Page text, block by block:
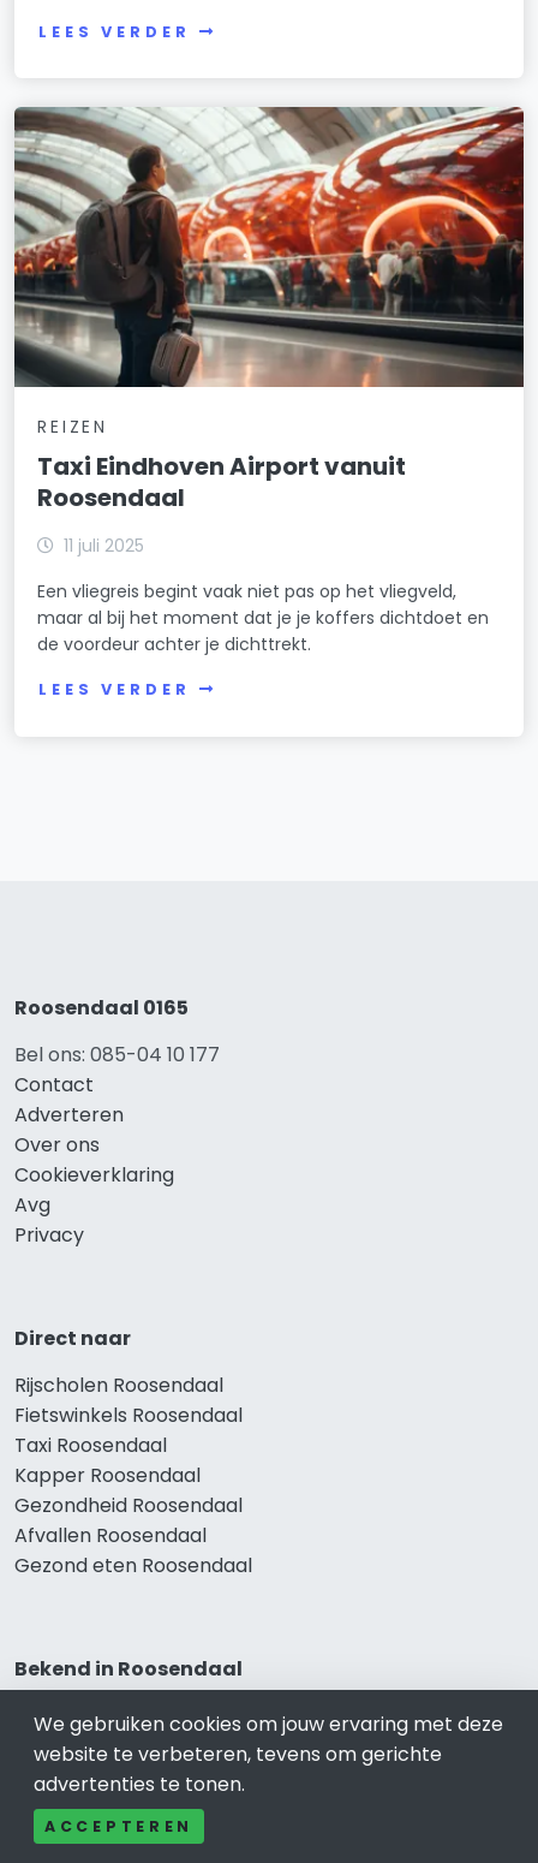
LEES VERDER
REIZEN
Taxi Eindhoven Airport vanuit
Roosendaal
11 juli 2025
Een vliegreis begint vaak niet pas op het vliegveld,
maar al bij het moment dat je je koffers dichtdoet en
de voordeur achter je dichttrekt.
LEES VERDER
Roosendaal 0165
Bel ons: 085-04 10 177
Contact
Adverteren
Over ons
Cookieverklaring
Avg
Privacy
Direct naar
Rijscholen Roosendaal
Fietswinkels Roosendaal
Taxi Roosendaal
Kapper Roosendaal
Gezondheid Roosendaal
Afvallen Roosendaal
Gezond eten Roosendaal
Bekend in Roosendaal
Restaurants Roosendaal
Catering Roosendaal
Schoonheidssalon Roosendaal
Tandartspraktijken Roosendaal
Loodgieters Roosendaal
We gebruiken cookies om jouw ervaring met deze
website te verbeteren, tevens om gerichte
advertenties te tonen.
ACCEPTEREN